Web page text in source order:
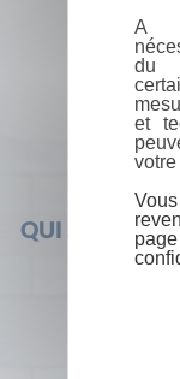
QUI SOMMES-
A
du
et